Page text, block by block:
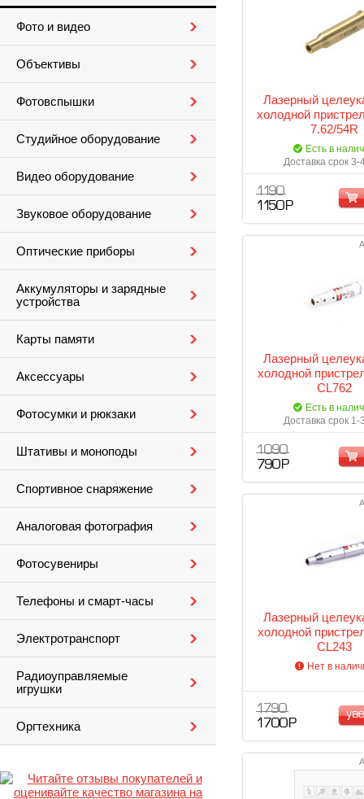
Фото и видео
Объективы
Фотовспышки
Студийное оборудование
Видео оборудование
Звуковое оборудование
Оптические приборы
Аккумуляторы и зарядные
устройства
Карты памяти
Аксессуары
Фотосумки и рюкзаки
Штативы и моноподы
Спортивное снаряжение
Аналоговая фотография
Фотосувениры
Телефоны и смарт-часы
Электротранспорт
Радиоуправляемые
игрушки
Оргтехника
Лазерный
холодной
7.62/54R
Есть в
Доставка срок 3-
1 190
1 150 Р
Лазерный
холодной
CL762
Есть в
Доставка срок 1-
1 090
790 Р
Лазерный
холодной
CL243
Нет в
1 790
1 700 Р